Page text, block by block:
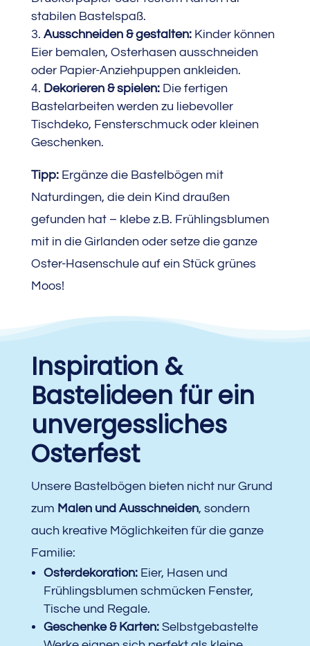
stabilen Bastelspaß.
Ausschneiden & gestalten:Kinder können
Eier bemalen, Osterhasen ausschneiden
oder Papier-Anziehpuppen ankleiden.
Dekorieren & spielen:Die fertigen
Bastelarbeiten werden zu liebevoller
Tischdeko, Fensterschmuck oder kleinen
Geschenken.
Tipp:Ergänze die Bastelbögen mit
Naturdingen, die dein Kind draußen
gefunden hat – klebe z.B. Frühlingsblumen
mit in die Girlanden oder setze die ganze
Oster-Hasenschule auf ein Stück grünes
Moos!
Inspiration &
Bastelideen für ein
unvergessliches
Osterfest
Unsere Bastelbögen bieten nicht nur Grund
zum Malen und Ausschneiden, sondern
auch kreative Möglichkeiten für die ganze
Familie:
Osterdekoration:Eier, Hasen und
Frühlingsblumen schmücken Fenster,
Tische und Regale.
Geschenke & Karten:Selbstgebastelte